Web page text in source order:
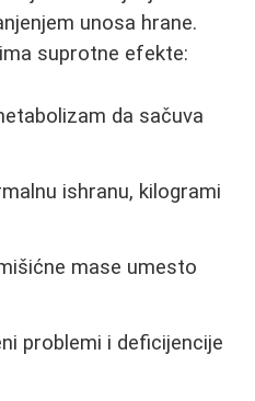
unosa hrane.
suprotne efekte:
da sačuva
ishranu, kilogrami
mase umesto
problemi i deficijencije